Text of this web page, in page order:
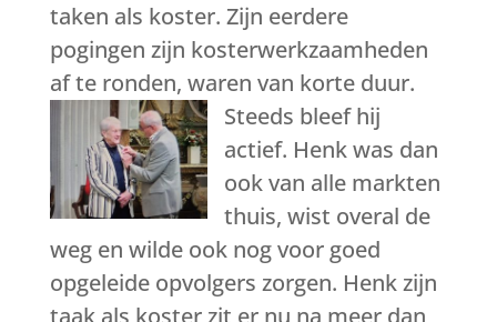
taken als koster. Zijn eerdere
pogingen zijn kosterwerkzaamheden
af te ronden, waren van korte duur.
Steeds bleef hij
actief. Henk was dan
ook van alle markten
thuis, wist overal de
weg en wilde ook nog voor goed
opgeleide opvolgers zorgen. Henk zijn
taak als koster zit er nu na meer dan